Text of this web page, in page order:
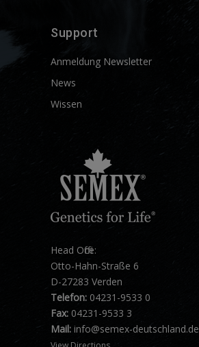
Support
Anmeldung Newsletter
News
Wissen
Head Office:
Otto-Hahn-Straße 6
D-27283 Verden
Telefon: 04231-9533 0
Fax: 04231-9533 3
Mail: info@semex-deutschland.de